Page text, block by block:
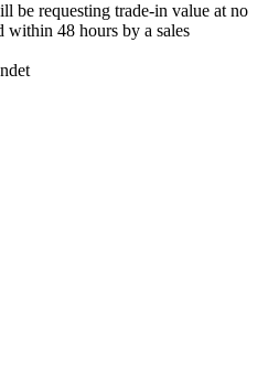
be requesting trade-in value at no
within 48 hours by a sales